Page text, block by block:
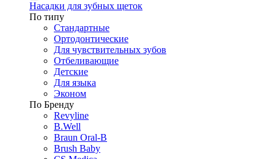
Насадки для зубных щеток
По типу
Стандартные
Ортодонтические
Для чувствительных зубов
Отбеливающие
Детские
Для языка
Эконом
По Бренду
Revyline
B.Well
Braun Oral-B
Brush Baby